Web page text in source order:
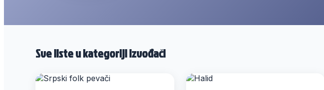
Sve liste u kategoriji Izvođači